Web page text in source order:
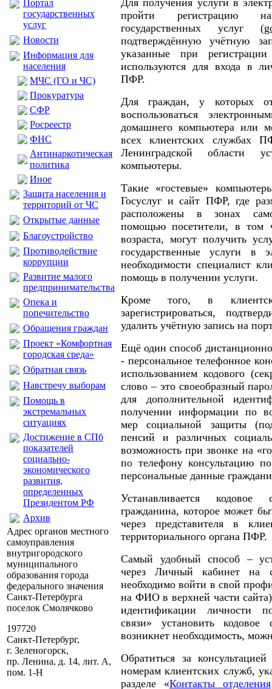
Портал
государственных
услуг
Новости
Информация для
населения
МЧС (ГО и ЧС)
Прокуратура
CФР
Росреестр
ФНС
Антинаркотическая
политика
Иное
Защита населения и
территорий от ЧС
Открытые данные
Благоустройство
Противодействие
коррупции
Развитие малого
предпринимательства
Опека и
попечительство
Обращения граждан
Проект «Комфортная
городская среда»
Обратная связь
Навстречу выборам
Помощь в
экстремальных
ситуациях
Достижение в СПб
показателей
социально-
экономического
развития,
определенных
Президентом РФ
Архив
Адрес органов местного
самоуправления
внутригородского
муниципального
образования города
федерального значения
Санкт-Петербурга
поселок Смолячково
197720
Санкт-Петербург,
г. Зеленогорск,
пр. Ленина, д. 14, лит. А,
пом. 1-Н
пройти регистрацию
государственных услуг (
подтверждённую учётную
указанные при
используются для входа в
ПФР.
Для граждан, у которых
воспользоваться
домашнего компьютера или
всех клиентских службах
Ленинградской области
компьютеры.
Такие «гостевые»
Госуслуг и сайт ПФР, где
расположены в зонах
помощью посетители, в том
возраста, могут получить
государственные услуги в
необходимости специалист
помощь в получении услуги.
Кроме того, в
зарегистрироваться,
удалить учётную запись на
Ещё один способ
- персональное телефонное
использованием кодового
слово – это своеобразный
для дополнительной
получении информации по
мер социальной защиты
пенсий и различных
возможность при звонке на
по телефону консультацию
персональные данные
Устанавливается
гражданина, которое может
через представителя в
территориального органа ПФР.
Самый удобный способ –
через Личный кабинет на
необходимо войти в свой
на ФИО в верхней части
идентификации личности
связи» установить
возникнет необходимость,
Обратиться за
номерам клиентских служб,
разделе «Контакты отделения